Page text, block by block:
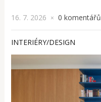
16. 7. 2026 × 0 komentářů
INTERIÉRY/DESIGN